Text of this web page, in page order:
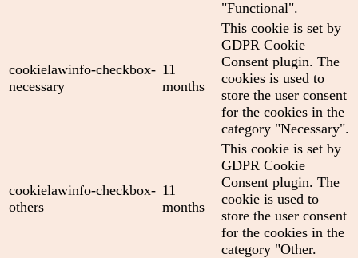
"Functional".
cookielawinfo-checkbox-
necessary
11
months
This cookie is set by
GDPR Cookie
Consent plugin. The
cookies is used to
store the user consent
for the cookies in the
category "Necessary".
cookielawinfo-checkbox-
others
11
months
This cookie is set by
GDPR Cookie
Consent plugin. The
cookie is used to
store the user consent
for the cookies in the
category "Other.